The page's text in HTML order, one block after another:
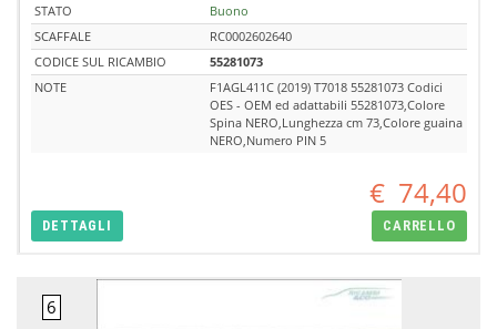
STATO
Buono
SCAFFALE
RC0002602640
CODICE SUL RICAMBIO
55281073
NOTE
F1AGL411C (2019) T7018 55281073 Codici
OES - OEM ed adattabili 55281073,Colore
Spina NERO,Lunghezza cm 73,Colore guaina
NERO,Numero PIN 5
€ 74,40
DETTAGLI CARRELLO